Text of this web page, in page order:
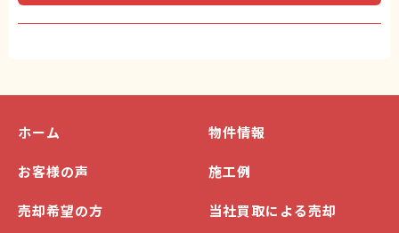
ホーム 物件情報
お客様の声 施工例
売却希望の方 当社買取による売却